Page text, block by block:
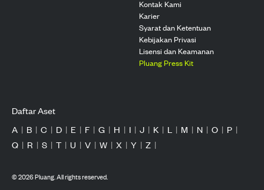
Kontak Kami
Karier
Syarat dan Ketentuan
Kebijakan Privasi
Lisensi dan Keamanan
Pluang Press Kit
Daftar Aset
A | B | C | D | E | F | G | H | I | J | K | L | M | N | O | P |
Q | R | S | T | U | V | W | X | Y | Z |
©2026Pluang. All rights reserved.